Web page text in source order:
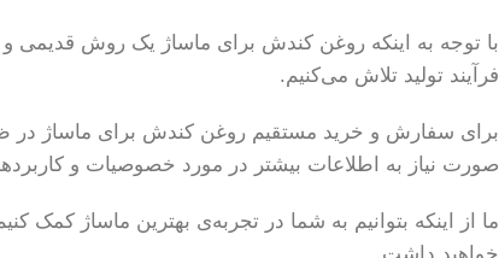
با توجه به اینکه روغن کندش برای ماساژ یک روش قدیمی
فرآیند تولید تلاش می‌کنیم.
برای سفارش و خرید مستقیم روغن کندش برای ماساژ در
صورت نیاز به اطلاعات بیشتر در مورد خصوصیات و
ما از اینکه بتوانیم به شما در تجربه‌ی بهترین ماساژ کمک